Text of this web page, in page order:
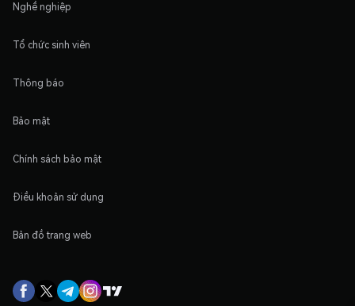
Nghề nghiệp
Tổ chức sinh viên
Thông báo
Bảo mật
Chính sách bảo mật
Điều khoản sử dụng
Bản đồ trang web